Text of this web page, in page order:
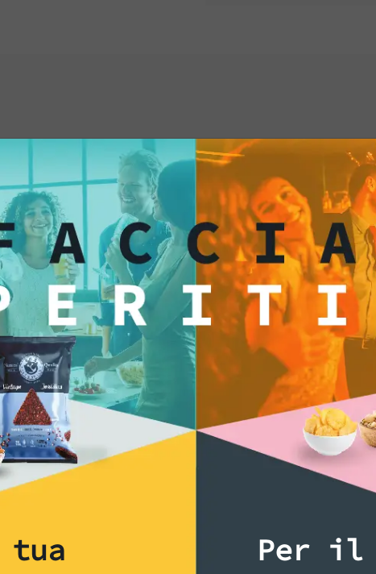
la scelta perfetta
gourmet
pronta e il gusto
aperitivi fantastici
renderanno ogni
aggiungi i tuoi
un'esperienza
cuore.
anche...
tua Per il